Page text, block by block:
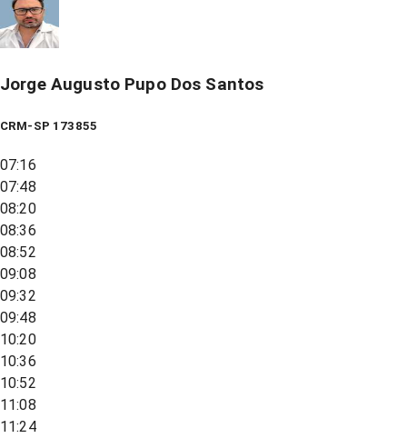
Jorge Augusto Pupo Dos Santos
CRM-SP 173855
07:16
07:48
08:20
08:36
08:52
09:08
09:32
09:48
10:20
10:36
10:52
11:08
11:24